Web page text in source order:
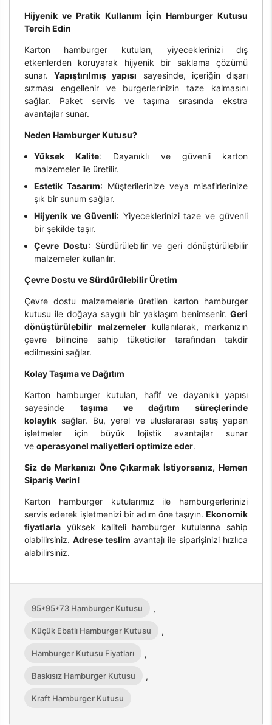
Hijyenik ve Pratik Kullanım İçin Hamburger Kutusu
Tercih Edin
Karton hamburger kutuları, yiyeceklerinizi dış
etkenlerden koruyarak hijyenik bir saklama çözümü
sunar.Yapıştırılmış yapısı sayesinde, içeriğin dışarı
sızması engellenir ve burgerlerinizin taze kalmasını
sağlar. Paket servis ve taşıma sırasında ekstra
avantajlar sunar.
Neden Hamburger Kutusu?
Yüksek Kalite: Dayanıklı ve güvenli karton
malzemeler ile üretilir.
Estetik Tasarım: Müşterilerinize veya misafirlerinize
şık bir sunum sağlar.
Hijyenik ve Güvenli: Yiyeceklerinizi taze ve güvenli
bir şekilde taşır.
Çevre Dostu: Sürdürülebilir ve geri dönüştürülebilir
malzemeler kullanılır.
Çevre Dostu ve Sürdürülebilir Üretim
Çevre dostu malzemelerle üretilen karton hamburger
kutusu ile doğaya saygılı bir yaklaşım benimsenir.Geri
dönüştürülebilir malzemelerkullanılarak, markanızın
çevre bilincine sahip tüketiciler tarafından takdir
edilmesini sağlar.
Kolay Taşıma ve Dağıtım
Karton hamburger kutuları, hafif ve dayanıklı yapısı
sayesinde taşıma ve dağıtım süreçlerinde
kolaylıksağlar. Bu, yerel ve uluslararası satış yapan
işletmeler için büyük lojistik avantajlar sunar
ve operasyonel maliyetleri optimize eder.
Siz de Markanızı Öne Çıkarmak İstiyorsanız, Hemen
Sipariş Verin!
Karton hamburger kutularımız ile hamburgerlerinizi
servis ederek işletmenizi bir adım öne taşıyın.Ekonomik
fiyatlarlayüksek kaliteli hamburger kutularına sahip
olabilirsiniz. Adrese teslim avantajı ile siparişinizi hızlıca
alabilirsiniz.
95*95*73 Hamburger Kutusu ,
Küçük Ebatlı Hamburger Kutusu ,
Hamburger Kutusu Fiyatları ,
Baskısız Hamburger Kutusu ,
Kraft Hamburger Kutusu